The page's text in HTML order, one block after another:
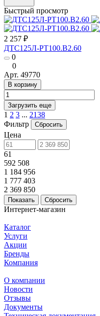
Быстрый просмотр
2 257 ₽
ДТС125Л-РТ100.В2.60
0
0
Арт. 49770
В корзину
Загрузить еще
1 2 3 ... 2138
Фильтр
Сбросить
Цена
61
592 508
1 184 956
1 777 403
2 369 850
Сбросить
Интернет-магазин
Каталог
Услуги
Акции
Бренды
Компания
О компании
Новости
Отзывы
Документы